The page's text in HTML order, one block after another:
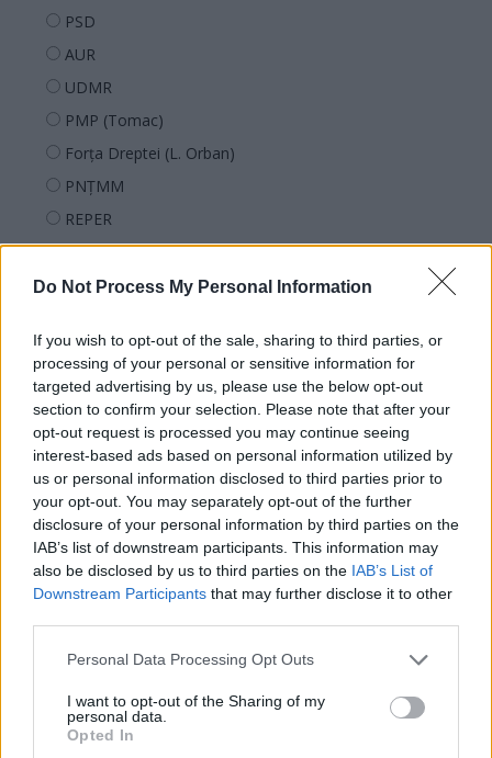
Do Not Process My Personal Information
If you wish to opt-out of the sale, sharing to third parties, or
processing of your personal or sensitive information for
targeted advertising by us, please use the below opt-out
section to confirm your selection. Please note that after your
opt-out request is processed you may continue seeing
interest-based ads based on personal information utilized by
us or personal information disclosed to third parties prior to
your opt-out. You may separately opt-out of the further
disclosure of your personal information by third parties on the
IAB’s list of downstream participants. This information may
also be disclosed by us to third parties on the IAB’s List of
Downstream Participants that may further disclose it to other
Personal Data Processing Opt Outs
I want to opt-out of the Sharing of my
personal data.
Opted In
PSD
AUR
UDMR
PMP (Tomac)
Forța Dreptei (L. Orban)
PNȚMM
REPER
SENS
SOS (Șoșoacă)
PACE (Peia)
Acțiunea Conservatoare (Târziu)
PDF (Lazarus)
PUSL (D. Voiculescu)
PNȚCD (Pavelescu)
PNCR (Terheș)
Partidul Patrioților (Surugiu)
FAR (Coarnă)